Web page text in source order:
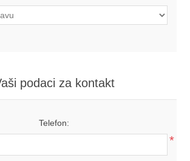
podaci za kontakt
Telefon:
*